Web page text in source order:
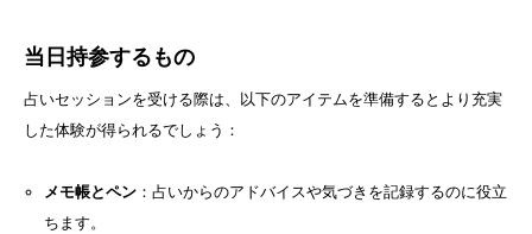
当日持参するもの
占いセッションを受ける際は、以下のアイテムを準備するとより充実
した体験が得られるでしょう：
メモ帳とペン：占いからのアドバイスや気づきを記録するのに役立
ちます。